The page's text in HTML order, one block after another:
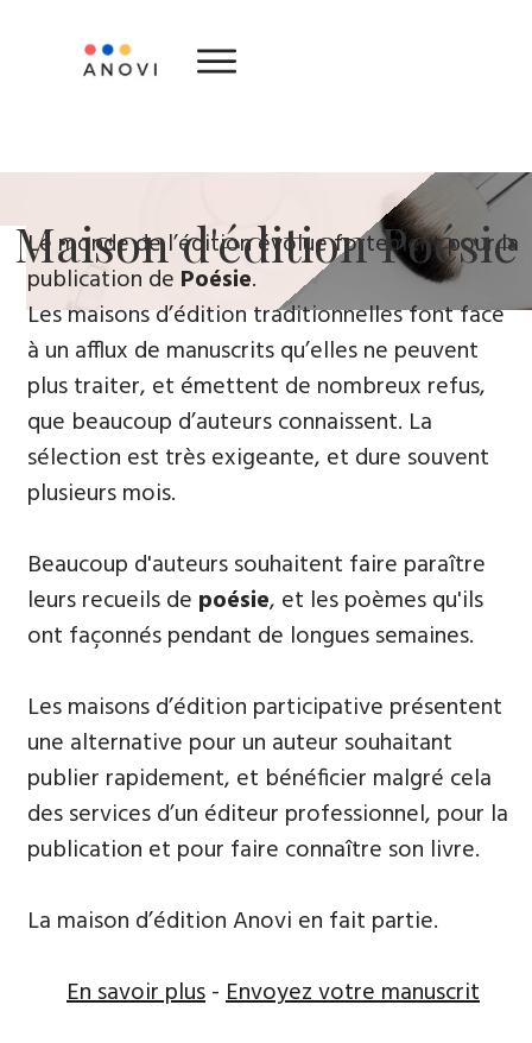
​Maison d'édition ​Poésie
Le monde de l’édition évolue fortement ​pour la
publication de Poésie.
Les maisons d’édition traditionnelles font face
à un afflux de manuscrits qu’elles ne peuvent
plus traiter, et émettent de nombreux refus,
que beaucoup d’auteurs connaissent. La
sélection est très exigeante, et dure souvent
plusieurs mois.
Beaucoup d'auteurs souhaitent ​faire paraître
leurs recueils de poésie, et les poèmes qu'ils
ont façonnés pendant de longues semaines.
Les maisons d’édition participative présentent
une alternative pour un auteur souhaitant
publier rapidement, et bénéficier malgré cela
des services d’un éditeur professionnel, pour la
publication et pour faire connaître son livre.
La maison d’édition Anovi en fait partie.
En savoir plus-Envoyez votre manuscrit